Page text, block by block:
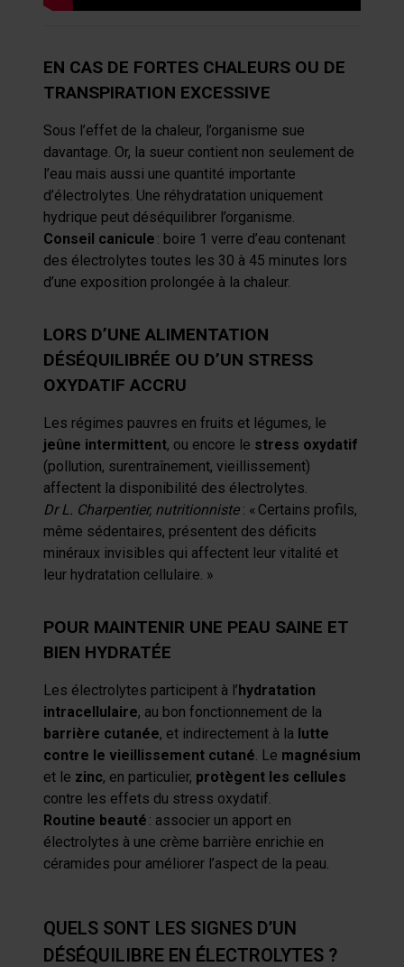
EN CAS DE FORTES CHALEURS OU DE
TRANSPIRATION EXCESSIVE
Sous l’effet de la chaleur, l’organisme sue
davantage. Or, la sueur contient non seulement de
l’eau mais aussi une quantité importante
d’électrolytes. Une réhydratation uniquement
hydrique peut déséquilibrer l’organisme.
Conseil canicule : boire 1 verre d’eau contenant
des électrolytes toutes les 30 à 45 minutes lors
d’une exposition prolongée à la chaleur.
LORS D’UNE ALIMENTATION
DÉSÉQUILIBRÉE OU D’UN STRESS
OXYDATIF ACCRU
Les régimes pauvres en fruits et légumes, le
jeûne intermittent, ou encore le stress oxydatif
(pollution, surentraînement, vieillissement)
affectent la disponibilité des électrolytes.
Dr L. Charpentier, nutritionniste: « Certains profils,
même sédentaires, présentent des déficits
minéraux invisibles qui affectent leur vitalité et
leur hydratation cellulaire. »
POUR MAINTENIR UNE PEAU SAINE ET
BIEN HYDRATÉE
Les électrolytes participent à l’hydratation
intracellulaire, au bon fonctionnement de la
barrière cutanée, et indirectement à la lutte
contre le vieillissement cutané. Le magnésium
et le zinc, en particulier, protègent les cellules
contre les effets du stress oxydatif.
Routine beauté : associer un apport en
électrolytes à une crème barrière enrichie en
céramides pour améliorer l’aspect de la peau.
QUELS SONT LES SIGNES D’UN
DÉSÉQUILIBRE EN ÉLECTROLYTES ?